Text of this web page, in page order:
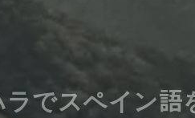
でスペイン語